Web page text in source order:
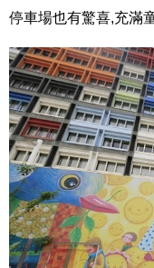
停車場也有驚喜,充滿